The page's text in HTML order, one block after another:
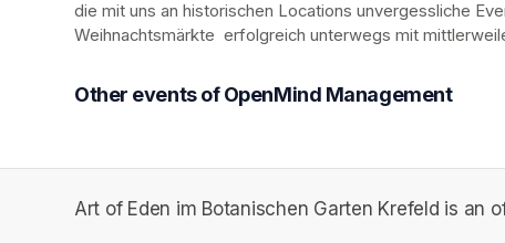
die mit uns an historischen Locations unvergessliche
Weihnachtsmärkte  erfolgreich unterwegs mit
Other events of OpenMind Management
Art of Eden im Botanischen Garten Krefeld is an